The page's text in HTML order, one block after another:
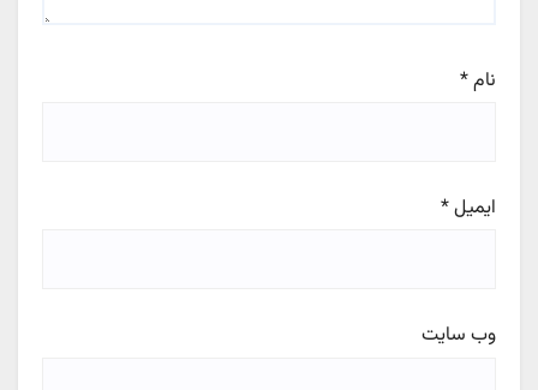
نام*
ایمیل*
وب‌ سایت